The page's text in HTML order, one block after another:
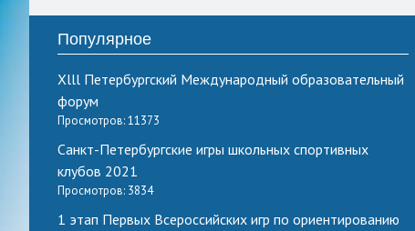
Популярное
Xlll Петербургский Международный образовательный
форум
Просмотров: 11373
Санкт-Петербургские игры школьных спортивных
клубов 2021
Просмотров: 3834
1 этап Первых Всероссийских игр по ориентированию